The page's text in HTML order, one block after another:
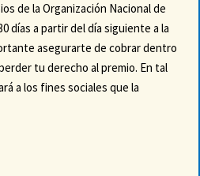
de la Organización Nacional de
días a partir del día siguiente a la
asegurarte de cobrar dentro
tu derecho al premio. En tal
a los fines sociales que la